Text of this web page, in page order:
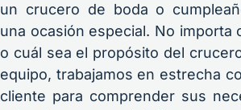
un crucero de boda o
una ocasión especial. No importa
o cuál sea el propósito del
equipo, trabajamos en estrecha
cliente para comprender sus